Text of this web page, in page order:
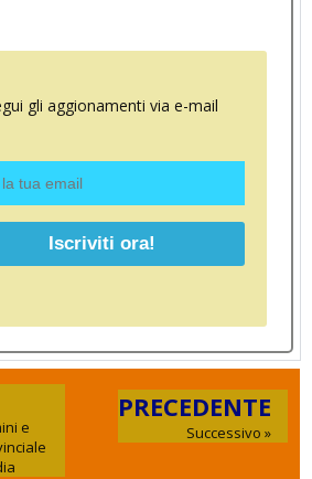
gli aggionamenti via e-mail
e
PRECEDENTE
Successivo »